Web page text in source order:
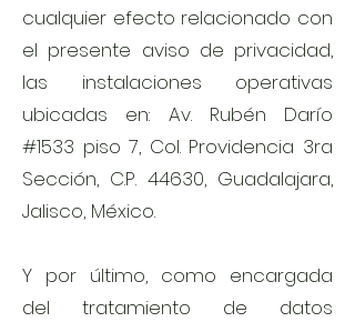
cualquier efecto relacionado con
el presente aviso de privacidad,
las instalaciones operativas
ubicadas en: Av. Rubén Darío
#1533 piso 7, Col. Providencia 3ra
Sección, C.P. 44630, Guadalajara,
Jalisco, México.
Y por último, como encargada
del tratamiento de datos